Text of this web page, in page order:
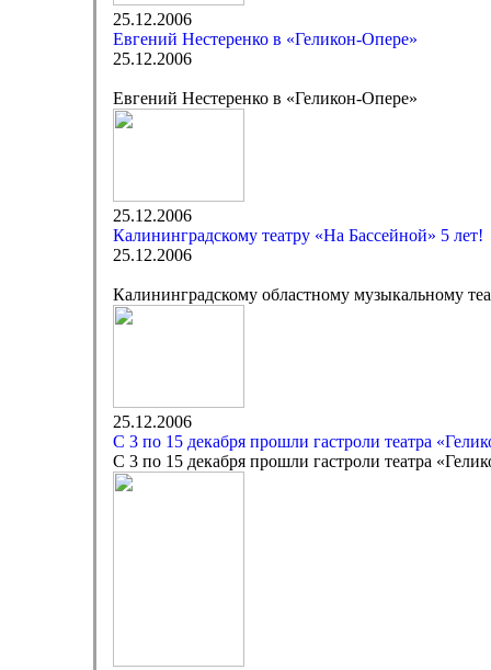
25.12.2006
Евгений Нестеренко в «Геликон-Опере»
25.12.2006
Евгений Нестеренко в «Геликон-Опере»
25.12.2006
Калининградскому театру «На Бассейной» 5 лет!
25.12.2006
Калининградскому областному музыкальному
25.12.2006
С 3 по 15 декабря прошли гастроли театра
С 3 по 15 декабря прошли гастроли театра